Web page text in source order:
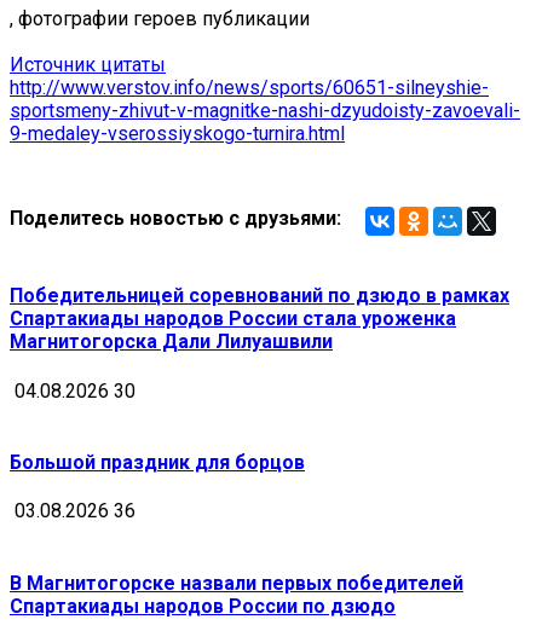
, фотографии героев публикации
Источник цитаты
http://www.verstov.info/news/sports/60651-silneyshie-
sportsmeny-zhivut-v-magnitke-nashi-dzyudoisty-zavoevali-
9-medaley-vserossiyskogo-turnira.html
Поделитесь новостью с друзьями:
Победительницей соревнований по дзюдо в рамках
Спартакиады народов России стала уроженка
Магнитогорска Дали Лилуашвили
04.08.2026 30
Большой праздник для борцов
03.08.2026 36
В Магнитогорске назвали первых победителей
Спартакиады народов России по дзюдо